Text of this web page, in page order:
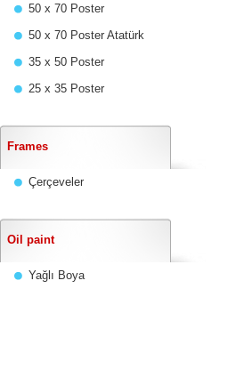
50 x 70 Poster
50 x 70 Poster Atatürk
35 x 50 Poster
25 x 35 Poster
Frames
Çerçeveler
Oil paint
Yağlı Boya